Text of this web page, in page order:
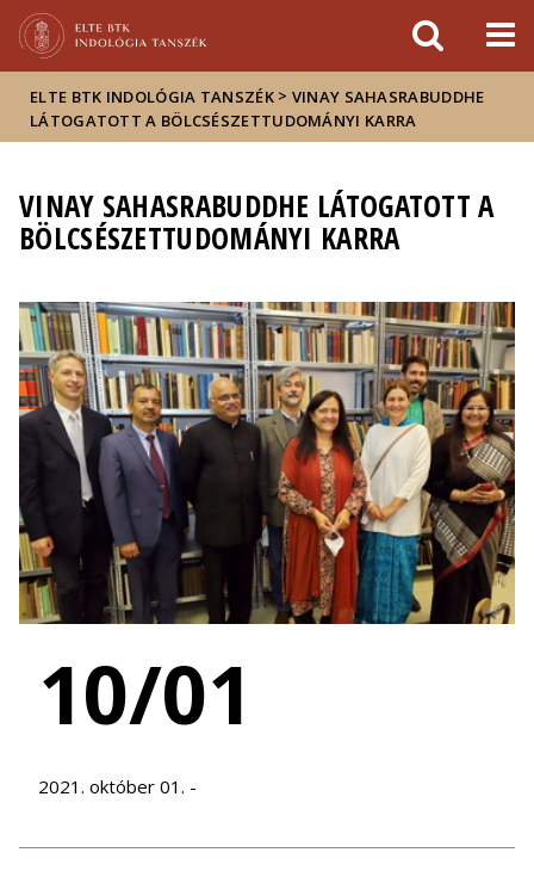
sajtóban
ELTE BTK INDOLÓGIA TANSZÉK > VINAY SAHASRABUDDHE
LÁTOGATOTT A BÖLCSÉSZETTUDOMÁNYI KARRA
VINAY SAHASRABUDDHE LÁTOGATOTT A
BÖLCSÉSZETTUDOMÁNYI KARRA
10/01
2021. október 01. -